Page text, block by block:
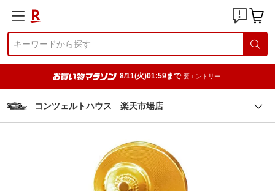
8/11(火)01:59まで 要エントリー
コンツェルトハウス 楽天市場店